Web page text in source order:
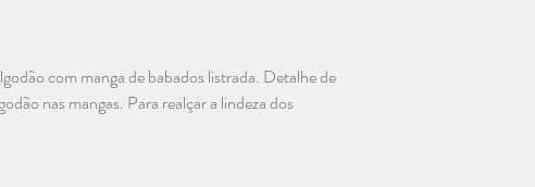
com manga de babados listrada. Detalhe de
nas mangas. Para realçar a lindeza dos